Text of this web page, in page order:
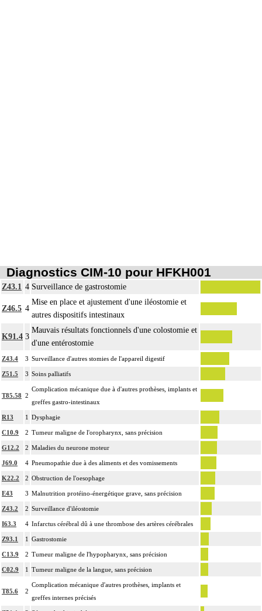
Diagnostics CIM-10 pour HFKH001
Z43.1 4 Surveillance de gastrostomie
Z46.5 4
Mise en place et ajustement d'une iléostomie et
autres dispositifs intestinaux
K91.4 3
Mauvais résultats fonctionnels d'une colostomie et
d'une entérostomie
Z43.4 3 Surveillance d'autres stomies de l'appareil digestif
Z51.5 3 Soins palliatifs
T85.58 2
Complication mécanique due à d'autres prothèses, implants et
greffes gastro-intestinaux
R13 1 Dysphagie
C10.9 2 Tumeur maligne de l'oropharynx, sans précision
G12.2 2 Maladies du neurone moteur
J69.0 4 Pneumopathie due à des aliments et des vomissements
K22.2 2 Obstruction de l'oesophage
E43 3 Malnutrition protéino-énergétique grave, sans précision
Z43.2 2 Surveillance d'iléostomie
I63.3 4 Infarctus cérébral dû à une thrombose des artères cérébrales
Z93.1 1 Gastrostomie
C13.9 2 Tumeur maligne de l'hypopharynx, sans précision
C02.9 1 Tumeur maligne de la langue, sans précision
T85.6 2
Complication mécanique d'autres prothèses, implants et
greffes internes précisés